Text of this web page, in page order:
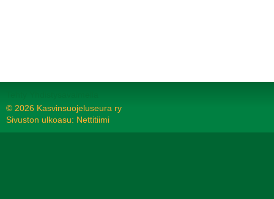
© 2026 Kasvinsuojeluseura ry
Sivuston ulkoasu: Nettitiimi